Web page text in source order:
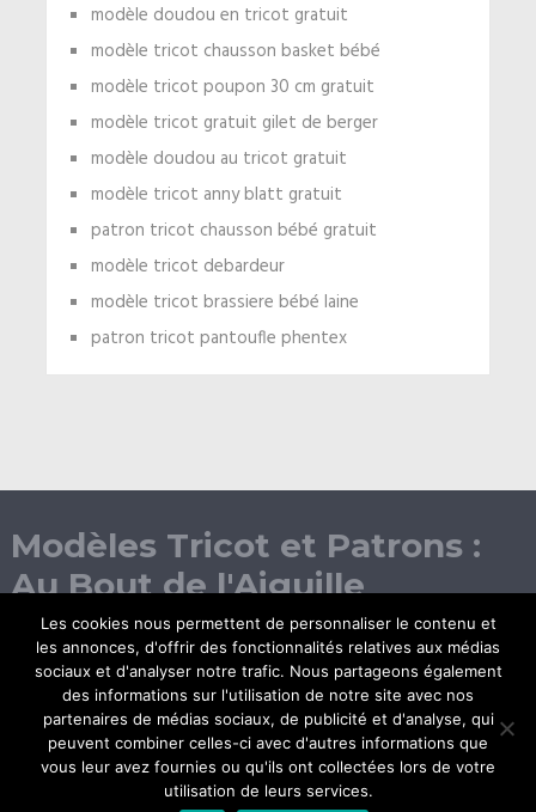
modèle doudou en tricot gratuit
modèle tricot chausson basket bébé
modèle tricot poupon 30 cm gratuit
modèle tricot gratuit gilet de berger
modèle doudou au tricot gratuit
modèle tricot anny blatt gratuit
patron tricot chausson bébé gratuit
modèle tricot debardeur
modèle tricot brassiere bébé laine
patron tricot pantoufle phentex
Modèles Tricot et Patrons :
Au Bout de l'Aiguille
Les cookies nous permettent de personnaliser le contenu et
les annonces, d'offrir des fonctionnalités relatives aux médias
sociaux et d'analyser notre trafic. Nous partageons également
des informations sur l'utilisation de notre site avec nos
partenaires de médias sociaux, de publicité et d'analyse, qui
peuvent combiner celles-ci avec d'autres informations que
vous leur avez fournies ou qu'ils ont collectées lors de votre
utilisation de leurs services.